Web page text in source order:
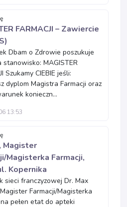
FARMACJI – Zawiercie
Dbam o Zdrowie poszukuje
stanowisko: MAGISTER
Szukamy CIEBIE jeśli:
dyplom Magistra Farmacji oraz
konieczn...
13:53
Magister
Magisterka Farmacji,
Kopernika
sieci franczyzowej Dr. Max
Farmacji/Magisterka
pełen etat do apteki